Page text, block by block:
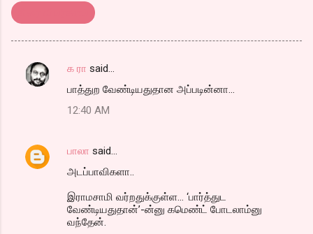
C
e
க ரா said…
பாத்துற வேண்டியதுதான அப்படின்னா...
12:40 AM
பாலா said…
அடப்பாவிகளா..
இராமசாமி வர்றதுக்குள்ள... ‘பார்த்துட
வேண்டியதுதான்’-ன்னு கமெண்ட் போடலாம்னு
வந்தேன்.